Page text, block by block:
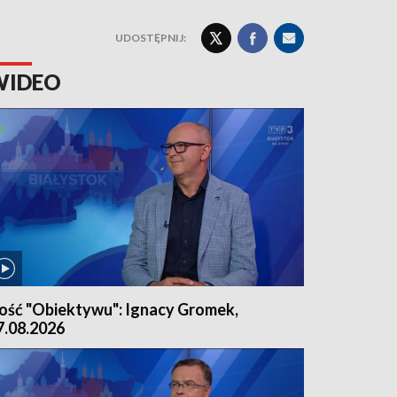
UDOSTĘPNIJ:
"Obiektywu": Ignacy Gromek,